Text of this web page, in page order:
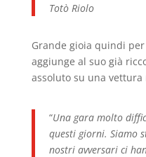
Totò Riolo
Grande gioia quindi
aggiunge al suo già
assoluto su una vettura
“Una gara molto
questi giorni. Siamo
nostri avversari ci